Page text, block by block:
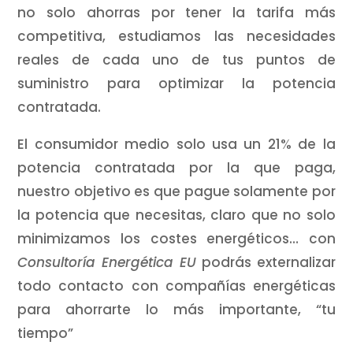
no solo ahorras por tener la tarifa más
competitiva, estudiamos las necesidades
reales de cada uno de tus puntos de
suministro para optimizar la potencia
contratada.
El consumidor medio solo usa un 21% de la
potencia contratada por la que paga,
nuestro objetivo es que pague solamente por
la potencia que necesitas, claro que no solo
minimizamos los costes energéticos… con
Consultoría Energética EU podrás externalizar
todo contacto con compañías energéticas
para ahorrarte lo más importante, “tu
tiempo”